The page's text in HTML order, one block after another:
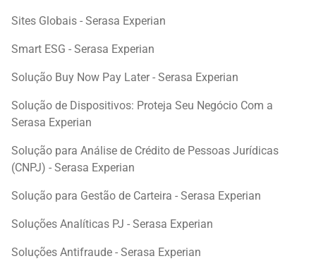
Sites Globais - Serasa Experian
Smart ESG - Serasa Experian
Solução Buy Now Pay Later - Serasa Experian
Solução de Dispositivos: Proteja Seu Negócio Com a
Serasa Experian
Solução para Análise de Crédito de Pessoas Jurídicas
(CNPJ) - Serasa Experian
Solução para Gestão de Carteira - Serasa Experian
Soluções Analíticas PJ - Serasa Experian
Soluções Antifraude - Serasa Experian